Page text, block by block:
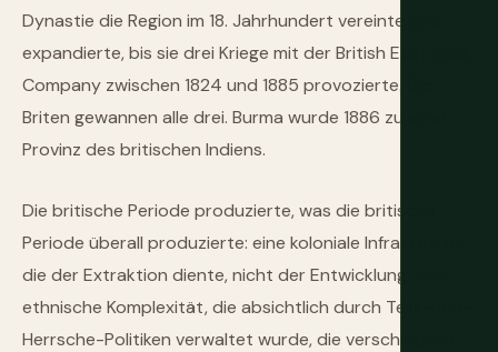
Dynastie die Region im 18. Jahrhundert vereinte und
expandierte, bis sie drei Kriege mit der British East India
Company zwischen 1824 und 1885 provozierte. Die
Briten gewannen alle drei. Burma wurde 1886 zu einer
Provinz des britischen Indiens.
Die britische Periode produzierte, was die britische
Periode überall produzierte: eine koloniale Infrastruktur,
die der Extraktion diente, nicht der Entwicklung, eine
ethnische Komplexität, die absichtlich durch Teile-und-
Herrsche-Politiken verwaltet wurde, die verschiedene